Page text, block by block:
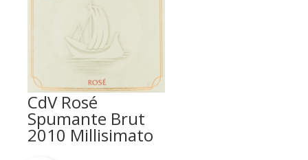
CdV Rosé
Spumante Brut
2010 Millisimato